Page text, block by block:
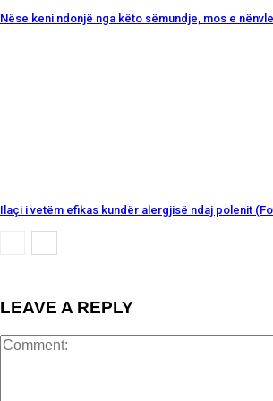
Nëse keni ndonjë nga këto sëmundje, mos e
Ilaçi i vetëm efikas kundër alergjisë ndaj polenit
LEAVE A REPLY